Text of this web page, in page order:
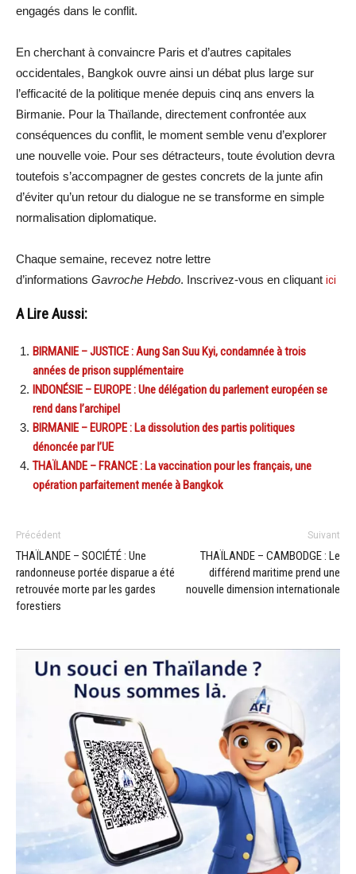
engagés dans le conflit.
En cherchant à convaincre Paris et d’autres capitales
occidentales, Bangkok ouvre ainsi un débat plus large sur
l’efficacité de la politique menée depuis cinq ans envers la
Birmanie. Pour la Thaïlande, directement confrontée aux
conséquences du conflit, le moment semble venu d’explorer
une nouvelle voie. Pour ses détracteurs, toute évolution devra
toutefois s’accompagner de gestes concrets de la junte afin
d’éviter qu’un retour du dialogue ne se transforme en simple
normalisation diplomatique.
Chaque semaine, recevez notre lettre
d’informations Gavroche Hebdo. Inscrivez-vous en cliquant ici
A Lire Aussi:
BIRMANIE – JUSTICE : Aung San Suu Kyi, condamnée à trois
années de prison supplémentaire
INDONÉSIE – EUROPE : Une délégation du parlement européen se
rend dans l’archipel
BIRMANIE – EUROPE : La dissolution des partis politiques
dénoncée par l’UE
THAÏLANDE – FRANCE : La vaccination pour les français, une
opération parfaitement menée à Bangkok
Précédent
THAÏLANDE – SOCIÉTÉ : Une
randonneuse portée disparue a été
retrouvée morte par les gardes
forestiers
Suivant
THAÏLANDE – CAMBODGE : Le
différend maritime prend une
nouvelle dimension internationale